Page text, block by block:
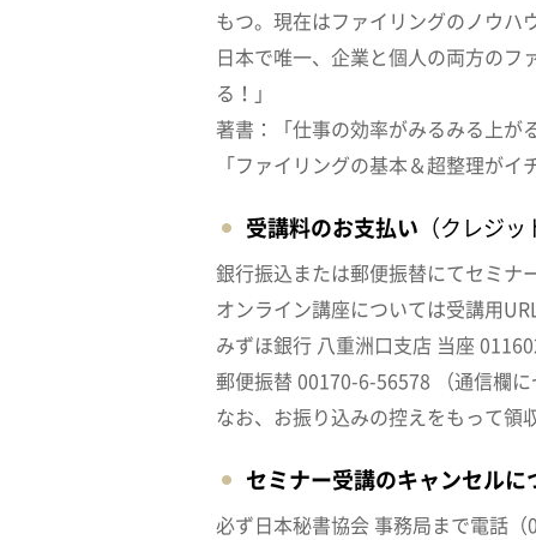
もつ。現在はファイリングのノウハ
日本で唯一、企業と個人の両方の
る！」
著書：「仕事の効率がみるみる上が
「ファイリングの基本＆超整理が
受講料のお支払い （クレジ
銀行振込または郵便振替にてセミナ
オンライン講座については受講用
みずほ銀行 八重洲口支店 当座
郵便振替 00170-6-56578 （通信欄に
なお、お振り込みの控えをもって領
セミナー受講のキャンセルに
必ず日本秘書協会 事務局まで電話